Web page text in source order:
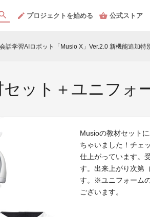
プロジェクトを始める 公式ストア
話学習AIロボット「Musio X」Ver.2.0 新機能追加特
セット＋ユニフォ
Musioの教材セット
ちゃいました！チェ
仕上がっています。
す。出来上がり次第
す。※ユニフォーム
ございます。